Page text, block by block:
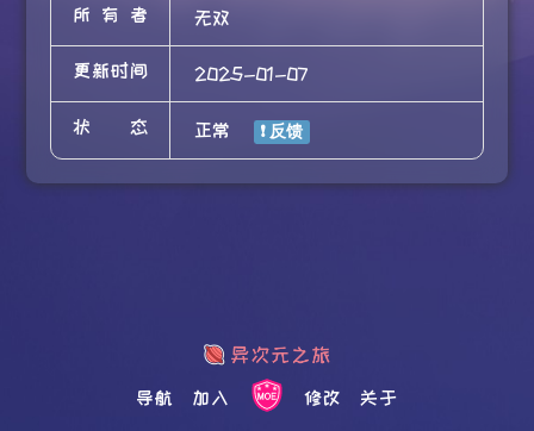
所有者 无双
更新时间 2025-01-07
状态 正常
导航 加入 修改 关于